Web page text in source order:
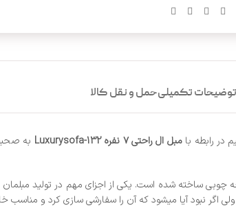
توضیحات تکمیلیحمل و نقل کالا
در رابطه بامبل ال راحتی ۷ نفره Luxurysofa-132
به
ساخته شده است. یکی از اجزای مهم در تولید
اگر نبود آیا میشود که آن را سفارشی سازی کرد و مناسب